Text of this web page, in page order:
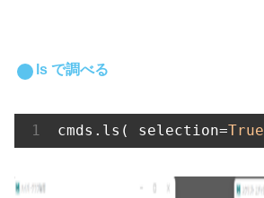
ls で調べる
cmds.ls( selection=True